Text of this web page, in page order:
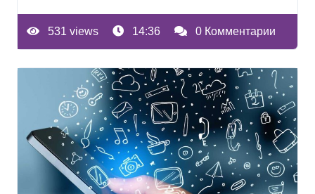
531 views 14:36 0 Комментарии